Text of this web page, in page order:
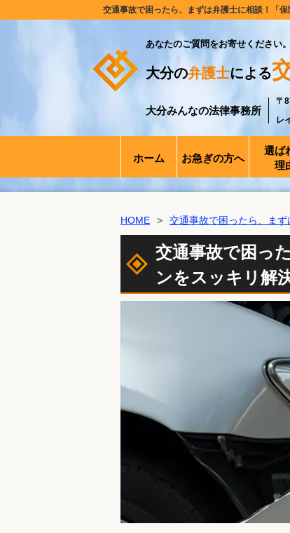
交通事故で困ったら、まずは弁護士に相談！「
あなたのご質問をお寄せください
大分の弁護士による
大分みんなの法律事務所
〒
レ
ホーム お急ぎの方へ
選ば
理
HOME 交通事故で困ったら、ま
交通事故で困っ
ンをスッキリ解